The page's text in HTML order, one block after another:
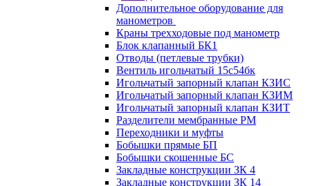
Дополнительное оборудование для
манометров
Краны трехходовые под манометр
Блок клапанный БК1
Отводы (петлевые трубки)
Вентиль игольчатый 15с54бк
Игольчатый запорный клапан КЗИС
Игольчатый запорный клапан КЗИМ
Игольчатый запорный клапан КЗИТ
Разделители мембранные РМ
Переходники и муфты
Бобышки прямые БП
Бобышки скошенные БС
Закладные конструкции ЗК 4
Закладные конструкции ЗК 14